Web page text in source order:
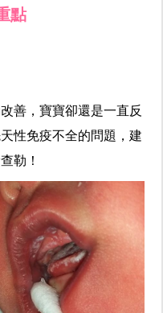
點
善， 寶寶卻還是一直反
性免疫不全的問題， 建
勒！